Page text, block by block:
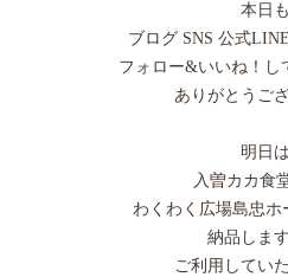
本日も
ブログ SNS 公式
フォロー&いいね！し
ありがとうご
明日は
入曽カカ食
わくわく広場島忠ホ
納品しま
ご利用してい